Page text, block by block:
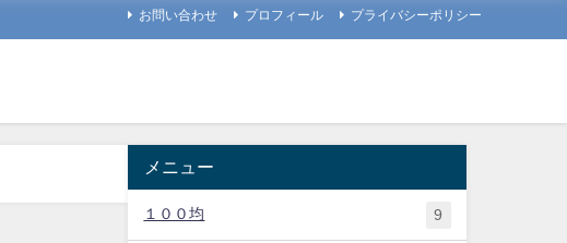
お問い合わせ プロフィール プライバシーポリシー
メニュー
１００均 9